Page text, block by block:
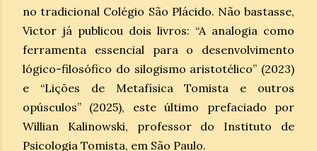
no tradicional Colégio São Plácido. Não bastasse,
Victor já publicou dois livros: “A analogia como
ferramenta essencial para o desenvolvimento
lógico-filosófico do silogismo aristotélico” (2023)
e “Lições de Metafísica Tomista e outros
opúsculos” (2025), este último prefaciado por
Willian Kalinowski, professor do Instituto de
Psicologia Tomista, em São Paulo.